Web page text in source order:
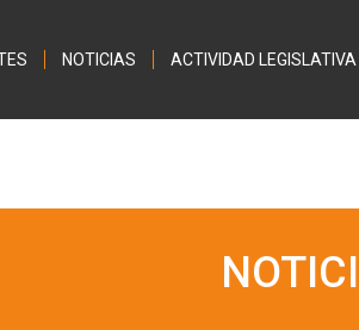
NOTICIAS ACTIVIDAD LEGISLATIVA